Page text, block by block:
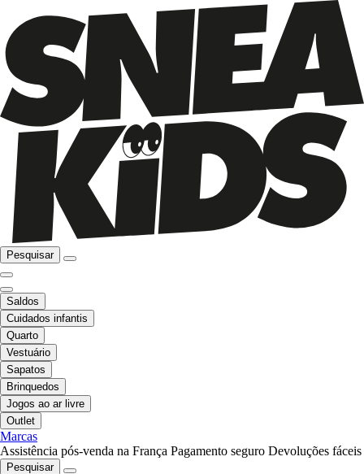
Pesquisar
Saldos
Cuidados infantis
Quarto
Vestuário
Sapatos
Brinquedos
Jogos ao ar livre
Outlet
Marcas
Assistência pós-venda na França Pagamento seguro Devoluções fáceis
Pesquisar